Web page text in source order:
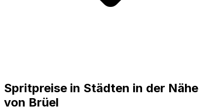
Spritpreise in Städten in der Nähe
von Brüel